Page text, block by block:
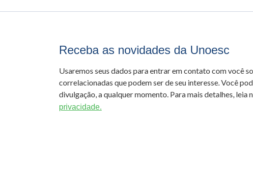
Receba as novidades da Unoesc
Usaremos seus dados para entrar em contato com você
correlacionadas que podem ser de seu interesse. Você
divulgação, a qualquer momento. Para mais detalhes, leia
privacidade.